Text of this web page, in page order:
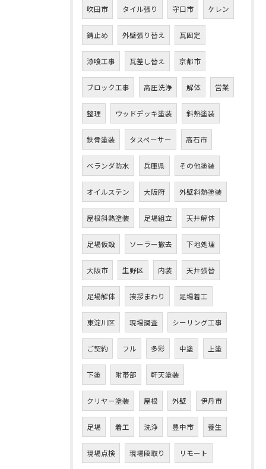
吹田市 タイル張り 守口市 ケレン
錆止め 外壁張り替え 瓦固定
漆喰工事 瓦差し替え 京都市
ブロック工事 高圧洗浄 解体 営業
整理 ウッドデッキ塗装 斜熱塗装
鉄骨塗装 タスペーサー 高石市
ベランダ防水 兵庫県 その他塗装
オイルステン 大阪府 外壁斜熱塗装
屋根斜熱塗装 足場組立 天井解体
足場仮設 ソーラー撤去 下地処理
大阪市 生野区 内装 天井張替
足場解体 挨拶まわり 足場着工
東淀川区 現場調査 シーリング工事
ご契約 フル 多彩 中塗 上塗
下塗 附帯部 軒天塗装
クリヤー塗装 屋根 外壁 伊丹市
足場 着工 洗浄 豊中市 養生
現場点検 現場段取り リモート